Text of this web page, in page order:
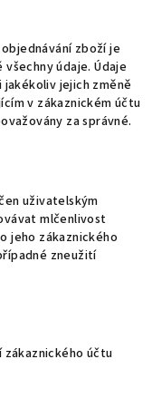
zboží je
údaje. Údaje
jejich změně
v zákaznickém účtu
za správné.
uživatelským
mlčenlivost
jeho zákaznického
zneužití
zákaznického účtu